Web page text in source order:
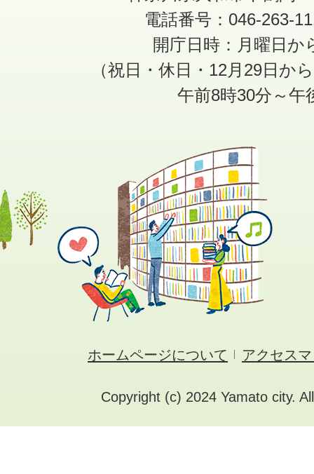
電話番号：046-263-
開庁日時：月曜日か
（祝日・休日・12月29日か
午前8時30分～午
ホームページについて アクセス
Copyright (c) 2024 Yamato city.